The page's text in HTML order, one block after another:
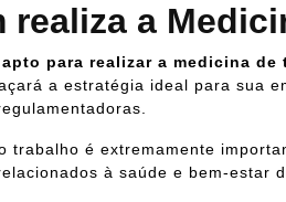
realiza a
apto para realizar a medicina
a estratégia ideal para sua
trabalho é extremamente
à saúde e bem-estar